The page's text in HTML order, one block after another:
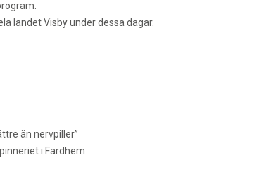
landet Visby under dessa dagar.
än nervpiller”
i Fardhem